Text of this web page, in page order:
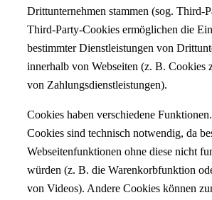
Drittunternehmen stammen (sog. Third-
Third-Party-Cookies ermöglichen die
bestimmter Dienstleistungen von
innerhalb von Webseiten (z. B.
von Zahlungsdienstleistungen).
Cookies haben verschiedene
Cookies sind technisch notwendig, da
Webseitenfunktionen ohne diese nicht
würden (z. B. die Warenkorbfunktion
von Videos). Andere Cookies können